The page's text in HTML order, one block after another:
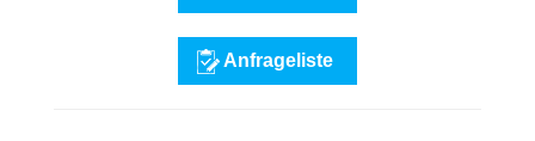
Anfrageliste